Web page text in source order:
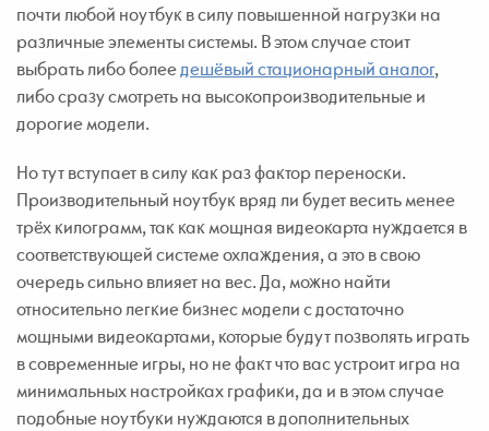
почти любой ноутбук в силу повышенной нагрузки на
различные элементы системы. В этом случае стоит
выбрать либо болеедешёвый стационарный аналог,
либо сразу смотреть на высокопроизводительные и
дорогие модели.
Но тут вступает в силу как раз фактор переноски.
Производительный ноутбук вряд ли будет весить менее
трёх килограмм, так как мощная видеокарта нуждается в
соответствующей системе охлаждения, а это в свою
очередь сильно влияет на вес. Да, можно найти
относительно легкие бизнес модели с достаточно
мощными видеокартами, которые будут позволять играть
в современные игры, но не факт что вас устроит игра на
минимальных настройках графики, да и в этом случае
подобные ноутбуки нуждаются в дополнительных